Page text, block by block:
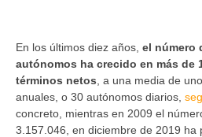
En los últimos diez años, el número
autónomos ha crecido en más de
términos netos , a una media de
anuales, o 30 autónomos diarios,
concreto, mientras en 2009 el
3.157.046, en diciembre de 2019 ha